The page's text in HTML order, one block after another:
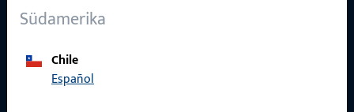
Südamerika
Chile
Español